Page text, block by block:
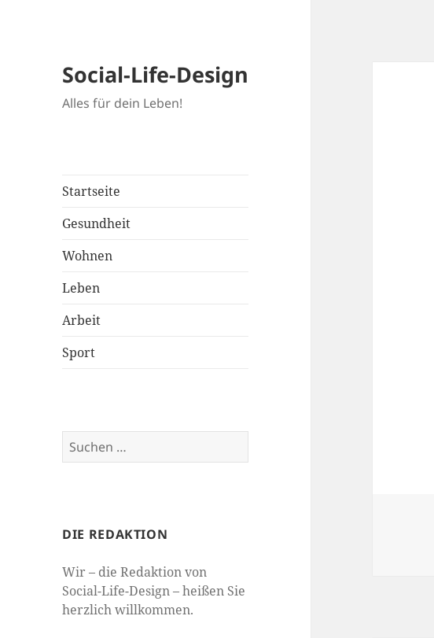
Social-Life-Design
Alles für dein Leben!
Startseite
Gesundheit
Wohnen
Leben
Arbeit
Sport
Suchen
nach:
DIE REDAKTION
Wir – die Redaktion von
Social-Life-Design – heißen Sie
herzlich willkommen.